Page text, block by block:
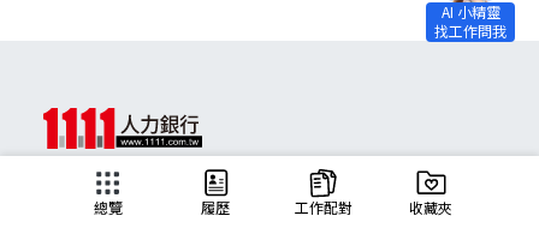
總覽 履歷 工作配對 收藏夾